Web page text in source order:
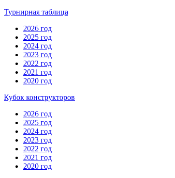
Турнирная таблица
2026 год
2025 год
2024 год
2023 год
2022 год
2021 год
2020 год
Кубок конструкторов
2026 год
2025 год
2024 год
2023 год
2022 год
2021 год
2020 год